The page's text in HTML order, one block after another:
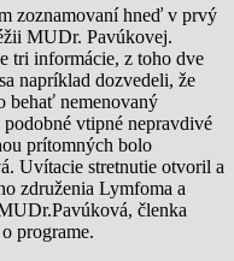
zoznamovaní hneď v prvý
MUDr. Pavúkovej.
tri informácie, z toho dve
napríklad dozvedeli, že
behať nemenovaný
vtipné nepravdivé
prítomných bolo
Uvítacie stretnutie otvoril a
združenia Lymfoma a
členka
programe.